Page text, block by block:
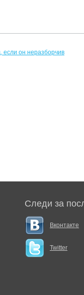
Следи за
Вконтакте
Twitter